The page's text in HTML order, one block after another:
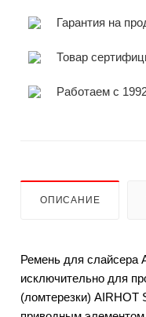
Гарантия на
Товар
Работаем с
ОПИСАНИЕ
Ремень для слайсера
исключительно для
(ломтерезки) AIRHOT